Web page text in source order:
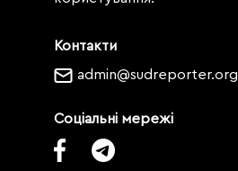
Контакти
admin@sudreporter.org
Соціальні мережі